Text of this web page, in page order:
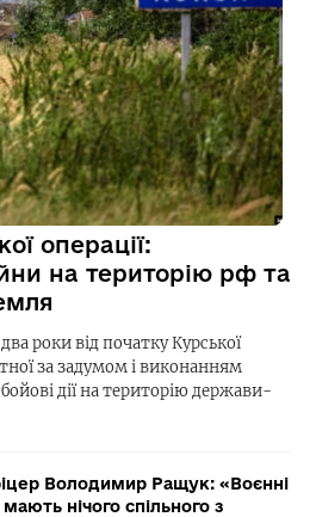
операції:
на територію рф та
роки від початку Курської
за задумом і виконанням
дії на територію держави-
Володимир Ращук: «Воєнні
нічого спільного з